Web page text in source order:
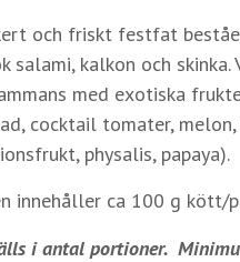
och friskt festfat
salami, kalkon och skinka.
med exotiska
cocktail tomater, melon,
physalis, papaya).
innehåller ca 100 g kött/
i antal portioner.